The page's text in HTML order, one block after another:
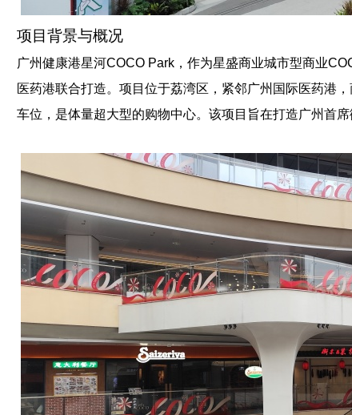
项目背景与概况
广州健康港星河COCO Park，作为星盛商业城市型商业
医药港联合打造。项目位于荔湾区，紧邻广州国际医药港
车位，是体量超大型的购物中心。该项目旨在打造广州首